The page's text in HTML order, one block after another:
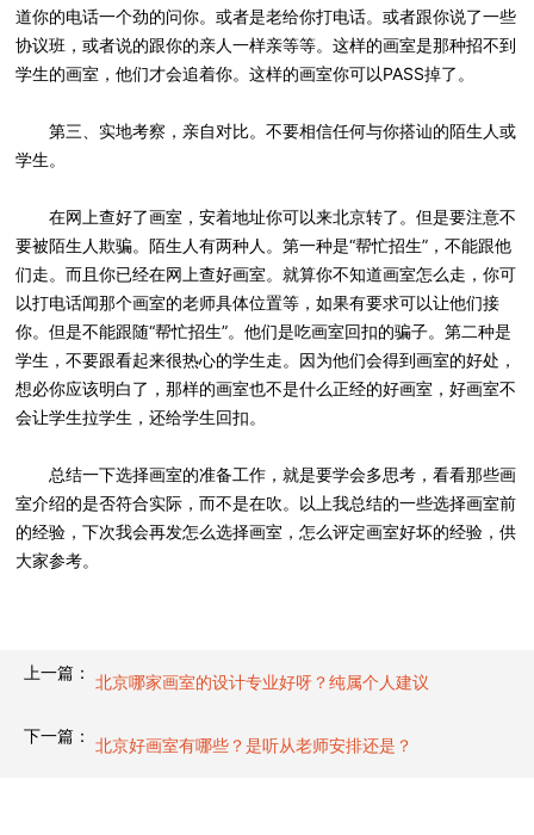
道你的电话一个劲的问你。或者是老给你打电话。或者跟你说了一些
协议班，或者说的跟你的亲人一样亲等等。这样的画室是那种招不到
学生的画室，他们才会追着你。这样的画室你可以PASS掉了。
第三、实地考察，亲自对比。不要相信任何与你搭讪的陌生人或
学生。
在网上查好了画室，安着地址你可以来北京转了。但是要注意不
要被陌生人欺骗。陌生人有两种人。第一种是“帮忙招生”，不能跟他
们走。而且你已经在网上查好画室。就算你不知道画室怎么走，你可
以打电话闻那个画室的老师具体位置等，如果有要求可以让他们接
你。但是不能跟随“帮忙招生”。他们是吃画室回扣的骗子。第二种是
学生，不要跟看起来很热心的学生走。因为他们会得到画室的好处，
想必你应该明白了，那样的画室也不是什么正经的好画室，好画室不
会让学生拉学生，还给学生回扣。
总结一下选择画室的准备工作，就是要学会多思考，看看那些画
室介绍的是否符合实际，而不是在吹。以上我总结的一些选择画室前
的经验，下次我会再发怎么选择画室，怎么评定画室好坏的经验，供
大家参考。
上一篇： 北京哪家画室的设计专业好呀？纯属个人建议
下一篇： 北京好画室有哪些？是听从老师安排还是？